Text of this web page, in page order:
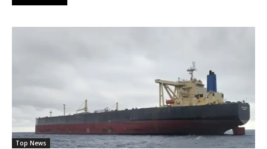
Top News